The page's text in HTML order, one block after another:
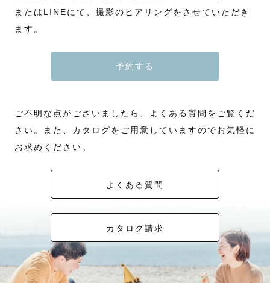
またはLINEにて、撮影のヒアリングをさせていただき
ます。
予約する
ご不明な点がございましたら、よくある質問をご覧くだ
さい。また、カタログをご用意していますのでお気軽に
お求めください。
よくある質問
カタログ請求